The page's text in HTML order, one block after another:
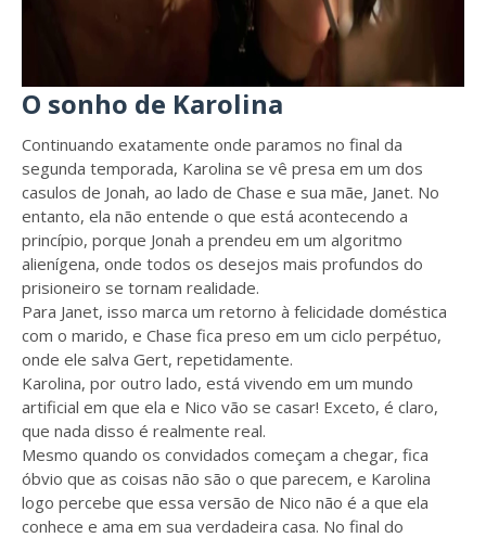
O sonho de Karolina
Continuando exatamente onde paramos no final da
segunda temporada, Karolina se vê presa em um dos
casulos de Jonah, ao lado de Chase e sua mãe, Janet. No
entanto, ela não entende o que está acontecendo a
princípio, porque Jonah a prendeu em um algoritmo
alienígena, onde todos os desejos mais profundos do
prisioneiro se tornam realidade.
Para Janet, isso marca um retorno à felicidade doméstica
com o marido, e Chase fica preso em um ciclo perpétuo,
onde ele salva Gert, repetidamente.
Karolina, por outro lado, está vivendo em um mundo
artificial em que ela e Nico vão se casar! Exceto, é claro,
que nada disso é realmente real.
Mesmo quando os convidados começam a chegar, fica
óbvio que as coisas não são o que parecem, e Karolina
logo percebe que essa versão de Nico não é a que ela
conhece e ama em sua verdadeira casa. No final do